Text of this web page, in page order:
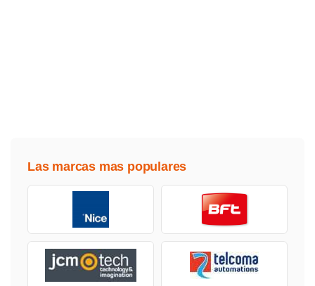
Las marcas mas populares